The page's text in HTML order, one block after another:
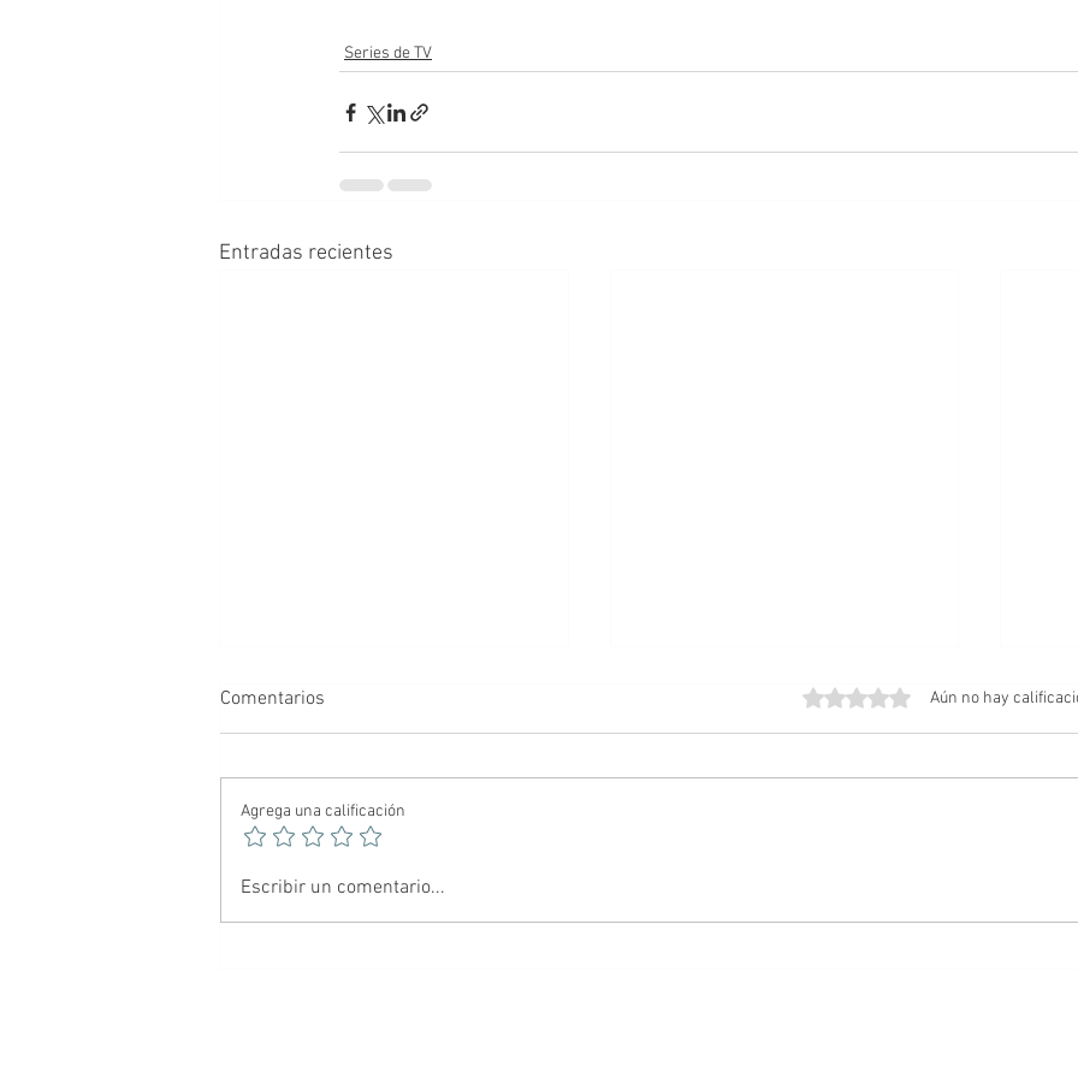
Series de TV
Entradas recientes
🕷️ Spider-Noir: El Hombre
Araña más oscuro del
Comentarios Obtuvo 0 de 5 estrellas.
Aún no hay
Agrega una calificación
Escribir un comentario...